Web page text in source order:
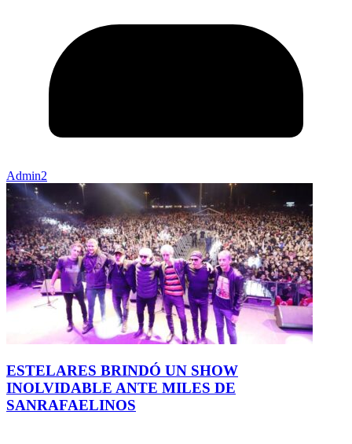
Admin2
ESTELARES BRINDÓ UN SHOW
INOLVIDABLE ANTE MILES DE
SANRAFAELINOS